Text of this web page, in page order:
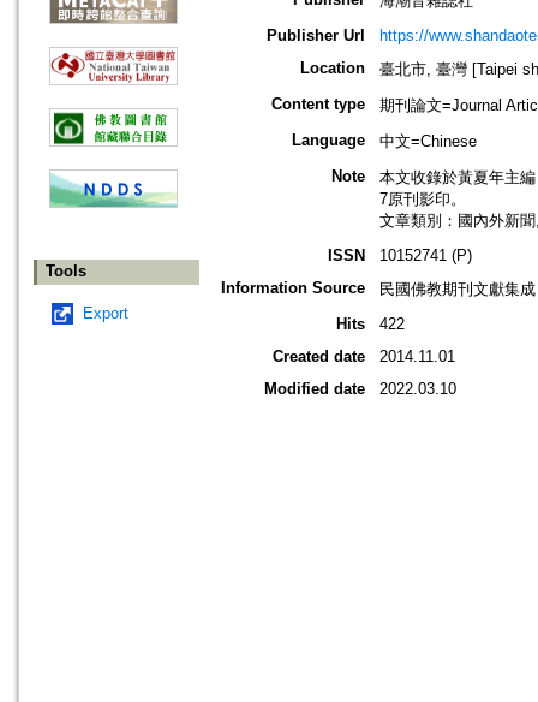
Tools
Export
Publisher Url
https://
Location
臺北市, 臺灣 [Taipei
Content type
期刊論文=Journal
Language
中文=Chinese
Note
本文收錄於黃夏年主
7原刊影印。
文章類別：國內外新
ISSN
10152741 (P)
Information Source
民國佛教期刊文獻集
Hits
422
Created date
2014.11.01
Modified date
2022.03.10